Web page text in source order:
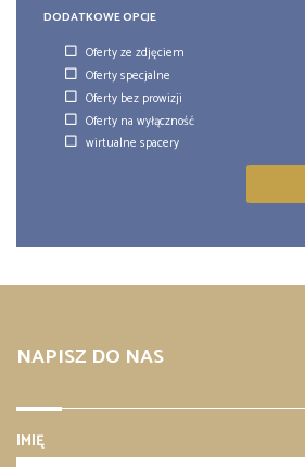
DODATKOWE OPCJE
Oferty ze zdjęciem
Oferty specjalne
Oferty bez prowizji
Oferty na wyłączność
wirtualne spacery
NAPISZ DO NAS
IMIĘ